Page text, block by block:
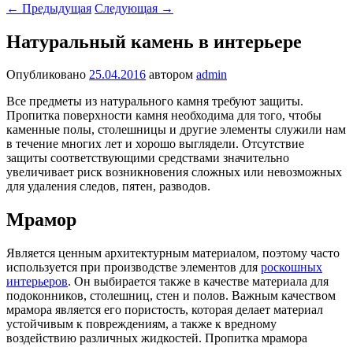
← Предыдущая Следующая →
Натуральный камень в интерьере
Опубликовано 25.04.2016 автором admin
Все предметы из натурального камня требуют защиты.
Пропитка поверхности камня необходима для того, чтобы
каменные полы, столешницы и другие элементы служили нам
в течение многих лет и хорошо выглядели. Отсутствие
защиты соответствующими средствами значительно
увеличивает риск возникновения сложных или невозможных
для удаления следов, пятен, разводов.
Мрамор
Является ценным архитектурным материалом, поэтому часто
используется при производстве элементов для роскошных
интерьеров. Он выбирается также в качестве материала для
подоконников, столешниц, стен и полов. Важным качеством
мрамора является его пористость, которая делает материал
устойчивым к повреждениям, а также к вредному
воздействию различных жидкостей. Пропитка мрамора